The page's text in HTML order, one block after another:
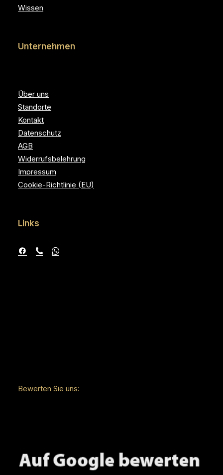
Wissen
Unternehmen
Über uns
Standorte
Kontakt
Datenschutz
AGB
Widerrufsbelehrung
Impressum
Cookie-Richtlinie (EU)
Links
Bewerten Sie uns: